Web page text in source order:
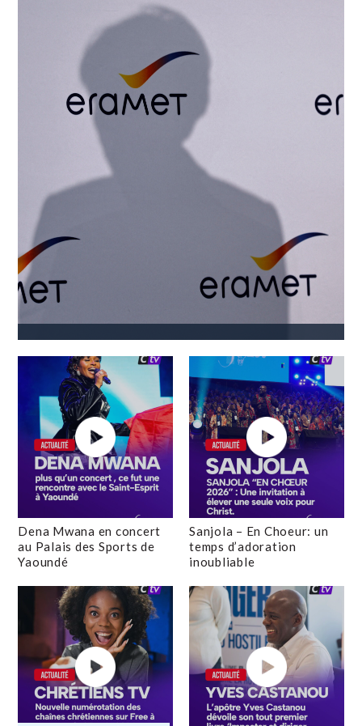
Dena Mwana en concert
au Palais des Sports de
Yaoundé
Sanjola – En Choeur: un
temps d’adoration
inoubliable